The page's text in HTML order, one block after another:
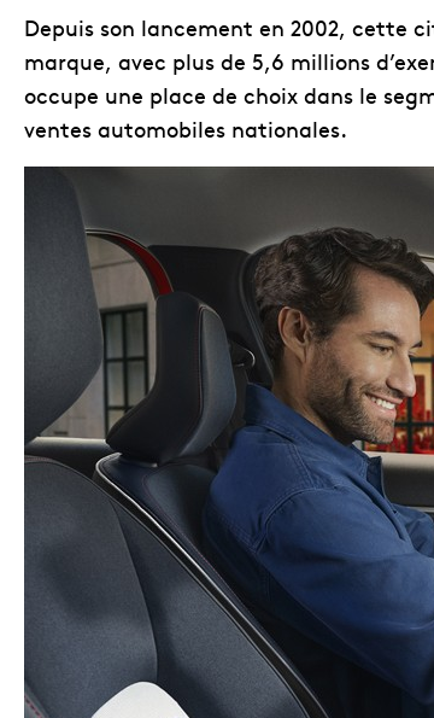
Depuis son lancement en 2002, cette
marque, avec plus de 5,6 millions
occupe une place de choix dans le
ventes automobiles nationales.